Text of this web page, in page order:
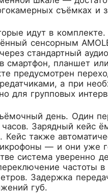
съёмках и
идут в
сенсорным
стандартный
планшет
предусмотрен
а при
для групповых
день. Один
Зарядный кейс
также
— и они уже
система уверенно
частоты
Задержка
губ.